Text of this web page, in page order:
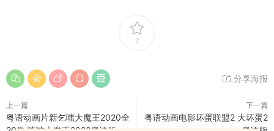
2
分享海报
上一篇
粤语动画片新乞嗤大魔王2020全
下一篇
粤语动画电影坏蛋联盟2 大坏蛋2